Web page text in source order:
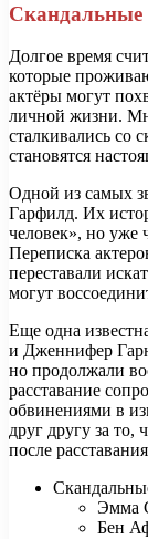
Скандальные
Долгое время
которые
актёры могут
личной жизни.
сталкивались со
становятся
Одной из самых
Гарфилд. Их
человек», но уже
Переписка
переставали
могут
Еще одна
и Дженнифер
но продолжали
расставание
обвинениями в
друг другу за то,
после
Эмма
Бен